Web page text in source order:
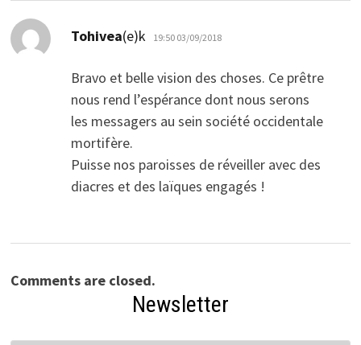
Tohivea(e)k dio:
19:50 03/09/2018
Bravo et belle vision des choses. Ce prêtre
nous rend l’espérance dont nous serons
les messagers au sein société occidentale
mortifère.
Puisse nos paroisses de réveiller avec des
diacres et des laïques engagés !
Comments are closed.
Newsletter